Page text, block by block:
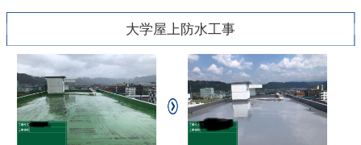
大学屋上防水工事